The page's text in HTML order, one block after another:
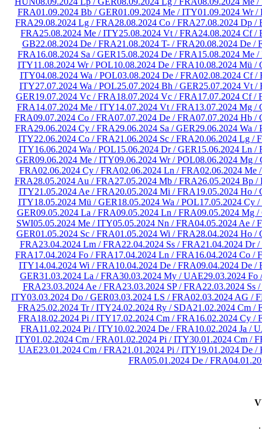
FRA01.09.2024 Bb / GER01.09.2024 Me / ITY01.09.2024 Wr /
FRA29.08.2024 Lg / FRA28.08.2024 Co / FRA27.08.2024 Dp /
FRA25.08.2024 Me / ITY25.08.2024 Vt / FRA24.08.2024 Cf /
GB22.08.2024 De / FRA21.08.2024 T- / FRA20.08.2024 De /
FRA16.08.2024 Sa / GER15.08.2024 De / FRA15.08.2024 Me
ITY11.08.2024 Wr / POL10.08.2024 De / FRA10.08.2024 Mü /
ITY04.08.2024 Wa / POL03.08.2024 De / FRA02.08.2024 Cf /
ITY27.07.2024 Wa / POL25.07.2024 Bh / GER25.07.2024 Vt /
GER19.07.2024 Vc / FRA18.07.2024 Vc / FRA17.07.2024 Cf /
FRA14.07.2024 Me / ITY14.07.2024 Vt / FRA13.07.2024 Mg /
FRA09.07.2024 Co / FRA07.07.2024 De / FRA07.07.2024 Hb /
FRA29.06.2024 Cy / FRA29.06.2024 Sa / GER29.06.2024 Wa /
ITY22.06.2024 Co / FRA21.06.2024 Sc / FRA20.06.2024 Lg /
ITY16.06.2024 Wa / POL15.06.2024 Dr / GER15.06.2024 Ln /
GER09.06.2024 Me / ITY09.06.2024 Wr / POL08.06.2024 Mg /
FRA02.06.2024 Cy / FRA02.06.2024 Ln / FRA02.06.2024 Me
FRA28.05.2024 Au / FRA27.05.2024 Mb / FRA26.05.2024 Bp /
ITY21.05.2024 Ae / FRA20.05.2024 Mi / FRA19.05.2024 Ho /
ITY18.05.2024 Mü / GER18.05.2024 Wa / POL17.05.2024 Cy
GER09.05.2024 La / FRA09.05.2024 Ln / FRA09.05.2024 Mg /
SWI05.05.2024 Me / ITY05.05.2024 Nn / FRA04.05.2024 Ae /
GER01.05.2024 Sc / FRA01.05.2024 Wi / FRA28.04.2024 Ho /
FRA23.04.2024 Lm / FRA22.04.2024 Ss / FRA21.04.2024 Dr
FRA17.04.2024 Fo / FRA17.04.2024 Ln / FRA16.04.2024 Co /
ITY14.04.2024 Wi / FRA10.04.2024 De / FRA09.04.2024 De /
GER31.03.2024 La / FRA30.03.2024 My / UAE29.03.2024 Fo
FRA23.03.2024 Ae / FRA23.03.2024 SP / FRA22.03.2024 Ss
ITY03.03.2024 Do / GER03.03.2024 LS / FRA02.03.2024 AG /
FRA25.02.2024 Tr / ITY24.02.2024 Ry / SDA21.02.2024 Cm /
FRA18.02.2024 Pi / ITY17.02.2024 Cm / FRA16.02.2024 Cy /
FRA11.02.2024 Pi / ITY10.02.2024 De / FRA10.02.2024 Ja /
ITY01.02.2024 Cm / FRA01.02.2024 Pi / ITY30.01.2024 Cm /
UAE23.01.2024 Cm / FRA21.01.2024 Pi / ITY19.01.2024 De /
FRA05.01.2024 De / FRA